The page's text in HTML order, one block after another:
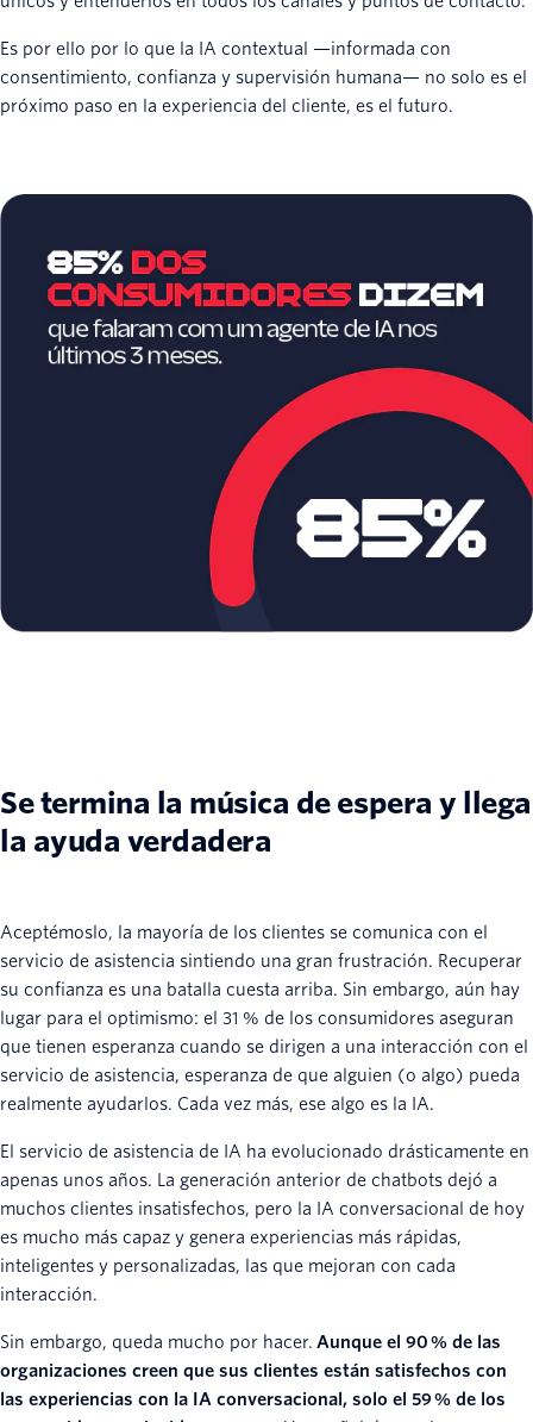
Es por ello por lo que la IA contextual —informada con
consentimiento, confianza y supervisión humana— no solo es el
próximo paso en la experiencia del cliente, es el futuro.
Se termina la música de espera y llega
la ayuda verdadera
Aceptémoslo, la mayoría de los clientes se comunica con el
servicio de asistencia sintiendo una gran frustración. Recuperar
su confianza es una batalla cuesta arriba. Sin embargo, aún hay
lugar para el optimismo: el 31 % de los consumidores aseguran
que tienen esperanza cuando se dirigen a una interacción con el
servicio de asistencia, esperanza de que alguien (o algo) pueda
realmente ayudarlos. Cada vez más, ese algo es la IA.
El servicio de asistencia de IA ha evolucionado drásticamente en
apenas unos años. La generación anterior de chatbots dejó a
muchos clientes insatisfechos, pero la IA conversacional de hoy
es mucho más capaz y genera experiencias más rápidas,
inteligentes y personalizadas, las que mejoran con cada
interacción.
Sin embargo, queda mucho por hacer. Aunque el 90 % de las
organizaciones creen que sus clientes están satisfechos con
las experiencias con la IA conversacional, solo el 59 % de los